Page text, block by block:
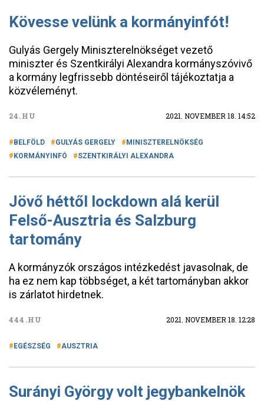
Kövesse velünk a kormányinfót!
Gulyás Gergely Miniszterelnökséget vezető
miniszter és Szentkirályi Alexandra kormányszóvivő
a kormány legfrissebb döntéseiről tájékoztatja a
közvéleményt.
24.HU 2021. NOVEMBER 18. 14:52
BELFÖLD GULYÁS GERGELY
MINISZTERELNÖKSÉG
KORMÁNYINFÓ
SZENTKIRÁLYI ALEXANDRA
Jövő héttől lockdown alá kerül
Felső-Ausztria és Salzburg
tartomány
A kormányzók országos intézkedést javasolnak, de
ha ez nem kap többséget, a két tartományban akkor
is zárlatot hirdetnek.
444.HU 2021. NOVEMBER 18. 12:28
EGÉSZSÉG AUSZTRIA
Surányi György volt jegybankelnök